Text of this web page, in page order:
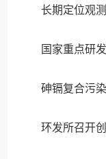
长期定位观
国家重点研
砷镉复合污
环发所召开